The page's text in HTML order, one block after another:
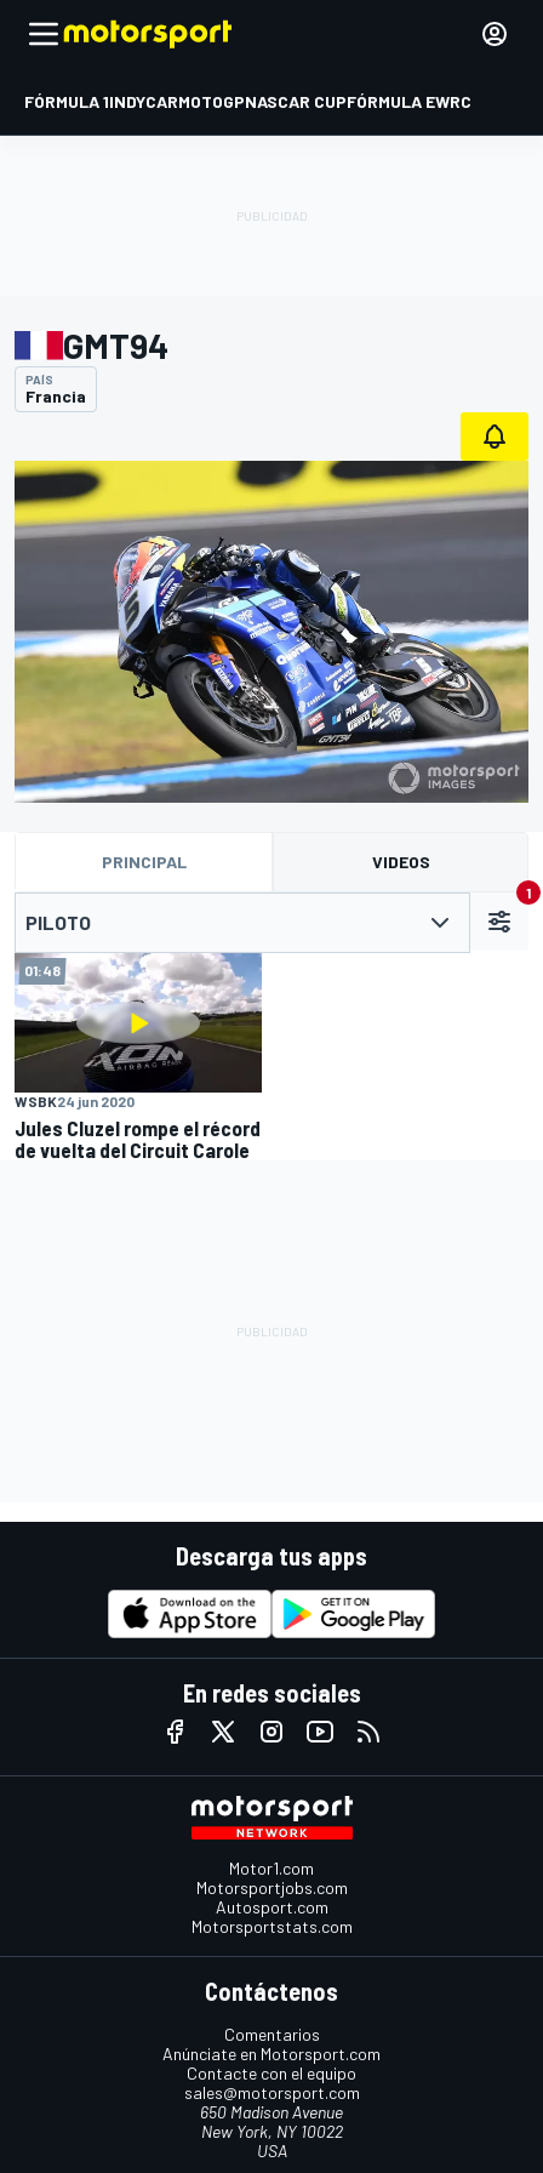
FÓRMULA 1INDYCARMOTOGPNASCAR CUPFÓRMULA EWRC
GMT94
PAÍS
Francia
PRINCIPAL VIDEOS
PILOTO
1
01:48
WSBK24 jun 2020
Jules Cluzel rompe el récord
de vuelta del Circuit Carole
Descarga tus apps
En redes sociales
Motor1.com
Motorsportjobs.com
Autosport.com
Motorsportstats.com
Contáctenos
Comentarios
Anúnciate en Motorsport.com
Contacte con el equipo
sales@motorsport.com
650 Madison Avenue
New York, NY 10022
USA